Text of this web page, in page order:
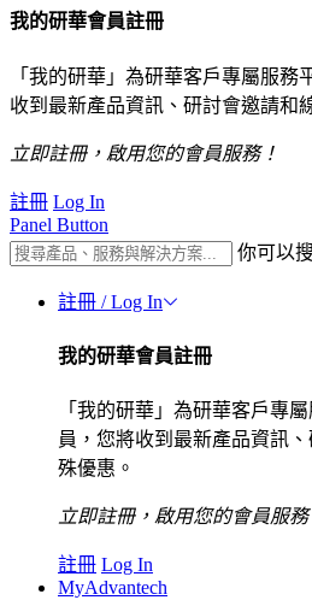
我的研華會員註冊
「我的研華」為研華客戶專屬服務
收到最新產品資訊、研討會邀請和
立即註冊，啟用您的會員服務！
註冊 Log In
Panel Button
你可以
註冊 / Log In
我的研華會員註冊
「我的研華」為研華客戶專
員，您將收到最新產品資訊
殊優惠。
立即註冊，啟用您的會員服務
註冊 Log In
MyAdvantech